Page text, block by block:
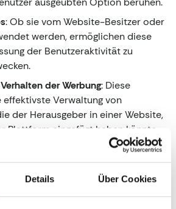
Details Über Cookies
: Ob sie vom Website-Besitzer oder
werden, ermöglichen diese
der Benutzeraktivität zu
der Werbung: Diese
Verwaltung von
der Herausgeber in einer Website,
Plattform eingefügt haben könnte,
Dienst bereitstellt. Diese
die durch kontinuierliche
Browsing-Gewohnheiten